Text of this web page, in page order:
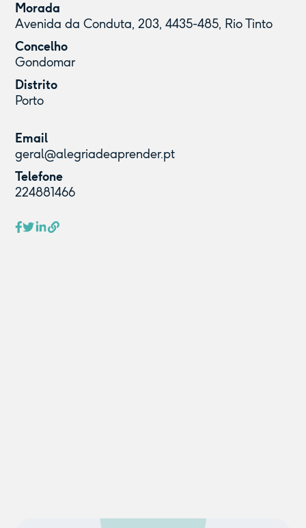
Morada
Avenida da Conduta, 203, 4435-485, Rio Tinto
Concelho
Gondomar
Distrito
Porto
Email
geral@alegriadeaprender.pt
Telefone
224881466